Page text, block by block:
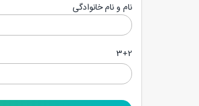
نام و نام خانوادگی
3+2